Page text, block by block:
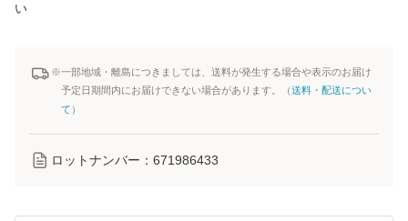
い
※一部地域・離島につきましては、送料が発生する場合や表示のお届け
予定日期間内にお届けできない場合があります。（送料・配送につい
て ）
ロットナンバー： 671986433